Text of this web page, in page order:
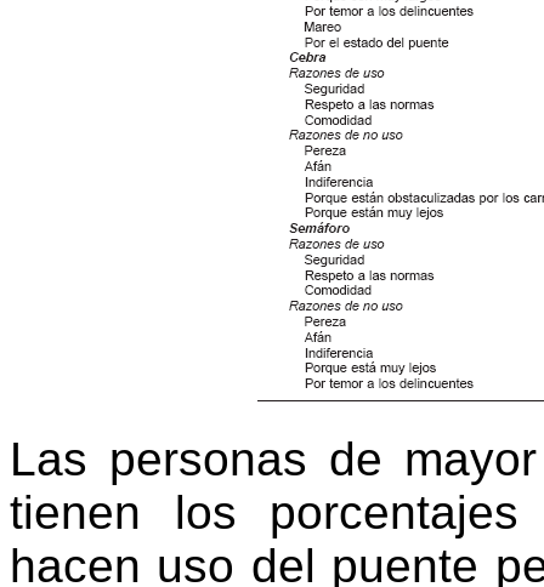
Las personas de
tienen los
hacen uso del puente